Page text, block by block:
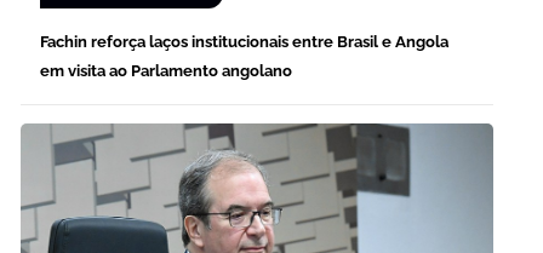
Fachin reforça laços institucionais entre Brasil e Angola
em visita ao Parlamento angolano